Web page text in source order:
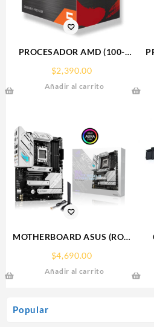
Popular
PROCESADOR AMD (100-
5500 S-AM4 6 CORE 3.6 GHZ
65W S/GRAFICOS C/FAN
$2,390.00
Añadir al carrito
MOTHERBOARD ASUS (ROG
WIFI) SOCKET
AM5,4*DDR5,HDMI,DP,PCIE-
$4,690.00
Añadir al carrito